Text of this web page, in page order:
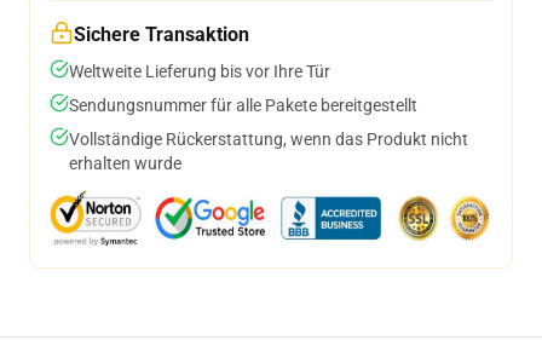
Sichere Transaktion
Weltweite Lieferung bis vor Ihre Tür
Sendungsnummer für alle Pakete bereitgestellt
Vollständige Rückerstattung, wenn das Produkt nicht
erhalten wurde